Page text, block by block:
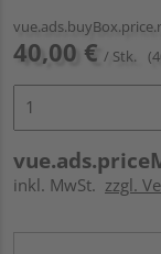
40,00 € / Stk.
inkl. MwSt. zzgl.